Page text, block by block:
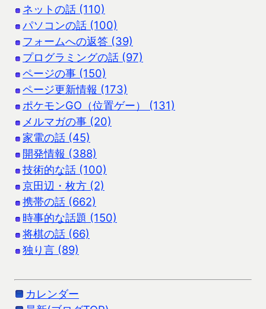
ネットの話 (110)
パソコンの話 (100)
フォームへの返答 (39)
プログラミングの話 (97)
ページの事 (150)
ページ更新情報 (173)
ポケモンGO（位置ゲー） (131)
メルマガの事 (20)
家電の話 (45)
開発情報 (388)
技術的な話 (100)
京田辺・枚方 (2)
携帯の話 (662)
時事的な話題 (150)
将棋の話 (66)
独り言 (89)
カレンダー